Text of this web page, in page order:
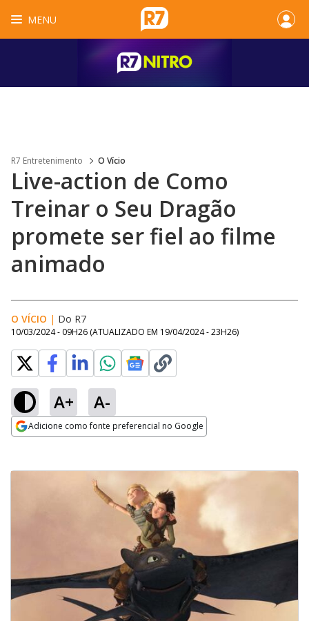
MENU
R7 Entretenimento O Vício
Live-action de Como
Treinar o Seu Dragão
promete ser fiel ao filme
animado
O VÍCIO | Do R7
10/03/2024 - 09H26 (ATUALIZADO EM 19/04/2024 - 23H26)
A+ A-
Adicione como fonte preferencial no Google